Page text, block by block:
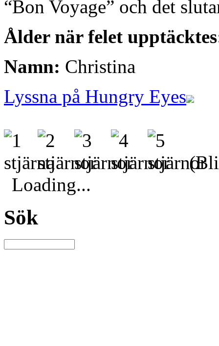
“Bon Voyage” och det
Ålder när felet
Namn: Christina
Lyssna på Hungry Eyes
(Bli
Loading...
Sök